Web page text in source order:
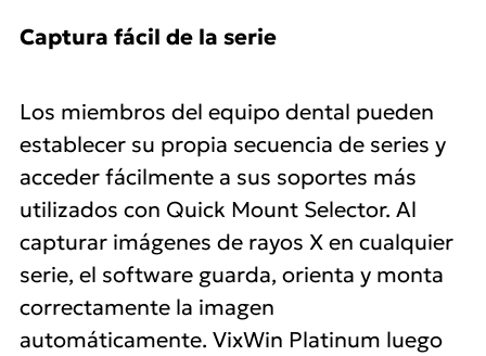
Captura fácil de la serie
Los miembros del equipo dental pueden
establecer su propia secuencia de series y
acceder fácilmente a sus soportes más
utilizados con Quick Mount Selector. Al
capturar imágenes de rayos X en cualquier
serie, el software guarda, orienta y monta
correctamente la imagen
automáticamente. VixWin Platinum luego